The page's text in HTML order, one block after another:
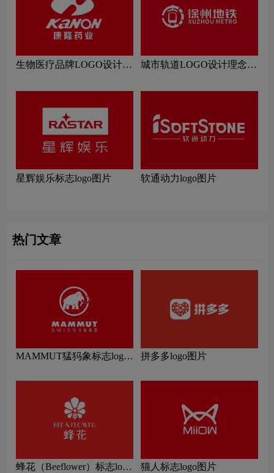
生物医疗品牌LOGO设计理
城市轨道LOGO设计理念解
星辉娱乐标志logo图片 软通动力logo图片
热门文章
MAMMUT猛犸象标志logo
拼多多logo图片
蜂花（Beeflower）标志logo
猫人标志logo图片